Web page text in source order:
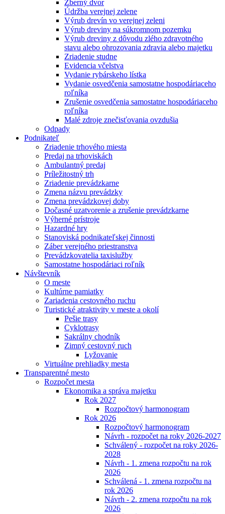
Zberný dvor
Údržba verejnej zelene
Výrub drevín vo verejnej zeleni
Výrub dreviny na súkromnom pozemku
Výrub dreviny z dôvodu zlého zdravotného
stavu alebo ohrozovania zdravia alebo majetku
Zriadenie studne
Evidencia včelstva
Vydanie rybárskeho lístka
Vydanie osvedčenia samostatne hospodáriaceho
roľníka
Zrušenie osvedčenia samostatne hospodáriaceho
roľníka
Malé zdroje znečisťovania ovzdušia
Odpady
Podnikateľ
Zriadenie trhového miesta
Predaj na trhoviskách
Ambulantný predaj
Príležitostný trh
Zriadenie prevádzkarne
Zmena názvu prevádzky
Zmena prevádzkovej doby
Dočasné uzatvorenie a zrušenie prevádzkarne
Výherné prístroje
Hazardné hry
Stanoviská podnikateľskej činnosti
Záber verejného priestranstva
Prevádzkovatelia taxislužby
Samostatne hospodáriaci roľník
Návštevník
O meste
Kultúrne pamiatky
Zariadenia cestovného ruchu
Turistické atraktivity v meste a okolí
Pešie trasy
Cyklotrasy
Sakrálny chodník
Zimný cestovný ruch
Lyžovanie
Virtuálne prehliadky mesta
Transparentné mesto
Rozpočet mesta
Ekonomika a správa majetku
Rok 2027
Rozpočtový harmonogram
Rok 2026
Rozpočtový harmonogram
Návrh - rozpočet na roky 2026-2027
Schválený - rozpočet na roky 2026-
2028
Návrh - 1. zmena rozpočtu na rok
2026
Schválená - 1. zmena rozpočtu na
rok 2026
Návrh - 2. zmena rozpočtu na rok
2026